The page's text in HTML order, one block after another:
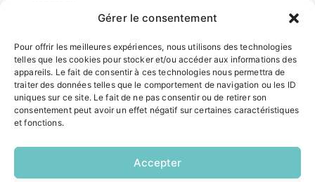
Gérer le consentement
Pour offrir les meilleures expériences, nous utilisons des technologies
telles que les cookies pour stocker et/ou accéder aux informations des
appareils. Le fait de consentir à ces technologies nous permettra de
traiter des données telles que le comportement de navigation ou les ID
uniques sur ce site. Le fait de ne pas consentir ou de retirer son
consentement peut avoir un effet négatif sur certaines caractéristiques
et fonctions.
Accepter
8h30 – 12h00 / 14h00 – 16h30
ACCÉS RAPIDES
Contacter la mairie
Pôle santé
Le Saucatais
Formalités administratives